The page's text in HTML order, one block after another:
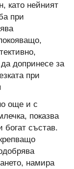
като нейният
при
допринесе за
при
още и с
показва
богат състав.
намира